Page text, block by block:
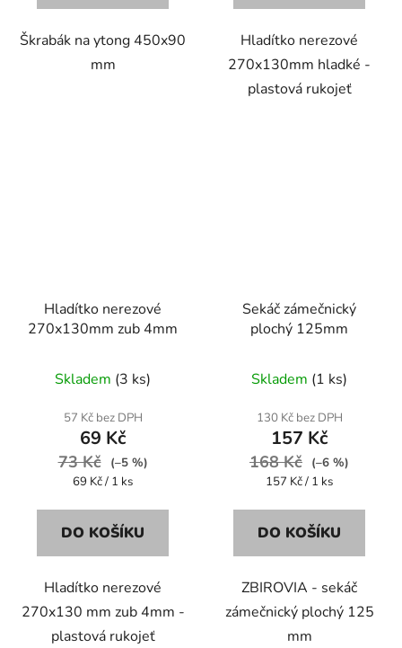
Škrabák na ytong 450x90
mm
Hladítko nerezové
270x130mm hladké -
plastová rukojeť
Hladítko nerezové
270x130mm zub 4mm
Skladem (3 ks)
57 Kč bez DPH
69 Kč
73 Kč
(–5 %)
Měrná
69 Kč / 1 ks
DO KOŠÍKU
Hladítko nerezové
270x130 mm zub 4mm -
plastová rukojeť
Sekáč zámečnický
plochý 125mm
Skladem (1 ks)
130 Kč bez DPH
157 Kč
168 Kč
(–6 %)
Měrná
157 Kč / 1 ks
DO KOŠÍKU
ZBIROVIA - sekáč
zámečnický plochý 125
mm